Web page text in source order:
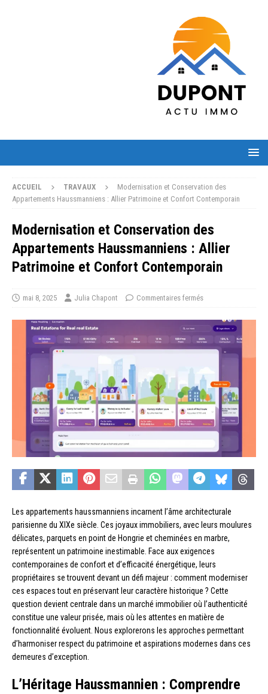
ACCUEIL TRAVAUX
Modernisation et Conservation des
Appartements Haussmanniens : Allier Patrimoine et Confort Contemporain
Modernisation et Conservation des
Appartements Haussmanniens : Allier
Patrimoine et Confort Contemporain
mai 8, 2025 Julia Chapont Commentaires fermés
Les appartements haussmanniens incarnent l’âme architecturale
parisienne du XIXe siècle. Ces joyaux immobiliers, avec leurs moulures
délicates, parquets en point de Hongrie et cheminées en marbre,
représentent un patrimoine inestimable. Face aux exigences
contemporaines de confort et d’efficacité énergétique, leurs
propriétaires se trouvent devant un défi majeur : comment moderniser
ces espaces tout en préservant leur caractère historique ? Cette
question devient centrale dans un marché immobilier où l’authenticité
constitue une valeur prisée, mais où les attentes en matière de
fonctionnalité évoluent. Nous explorerons les approches permettant
d’harmoniser respect du patrimoine et aspirations modernes dans ces
demeures d’exception.
L’Héritage Haussmannien : Comprendre